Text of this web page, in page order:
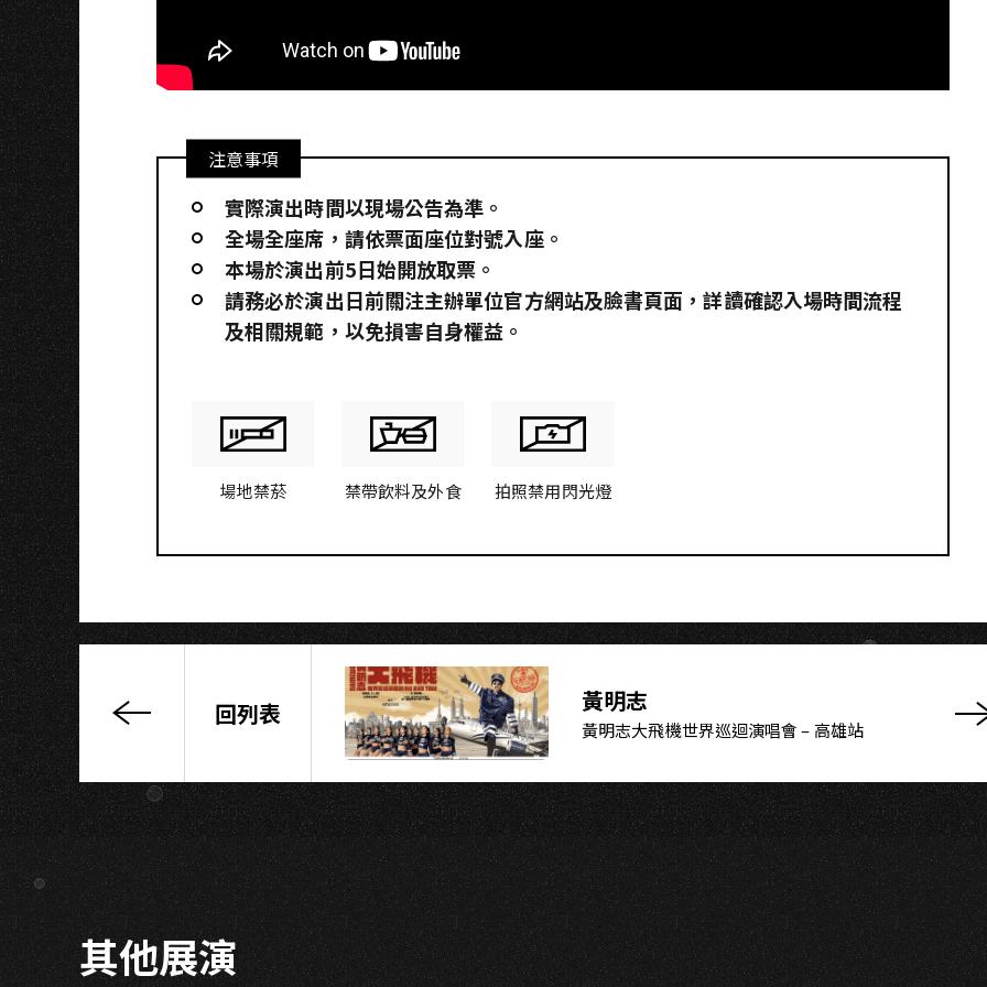
注意事項
實際演出時間以現場公告為準。
全場全座席，請依票面座位對號入座。
本場於演出前5日始開放取票。
請務必於演出日前關注主辦單位官方網站及臉書頁面，詳讀確認入場時間流程
及相關規範，以免損害自身權益。
場地禁菸 禁帶飲料及外食 拍照禁用閃光燈
恩
【太
陽
之
子】
演
唱
會
回列表 黃明志
黃明志大飛機世界巡迴演唱會 – 高雄站
其他展演